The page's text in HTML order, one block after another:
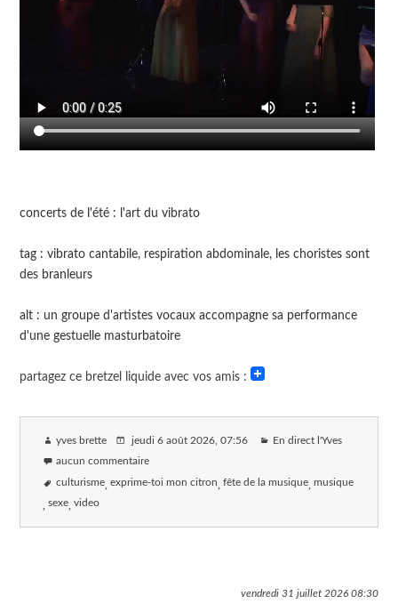
concerts de l'été : l'art du vibrato
tag : vibrato cantabile, respiration abdominale, les choristes sont
des branleurs
alt : un groupe d'artistes vocaux accompagne sa performance
d'une gestuelle masturbatoire
partagez ce bretzel liquide avec vos amis :
yves brette jeudi 6 août 2026 , 07:56 En direct l'Yves
aucun commentaire
culturisme exprime-toi mon citron fête de la musique musique
sexe video
vendredi 31 juillet 202608:30